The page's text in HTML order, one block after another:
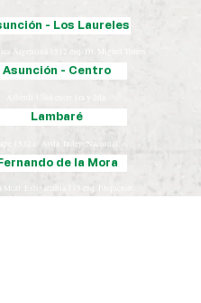
- Los Laureles
Argentina 1512 esq. Dr. Miguel Torres.
Asunción - Centro
Lambaré
Itape 1532 c/ Avda. Indep. Nacional.
Fernando de la Mora
Mcal. Estigarribia 115 esq. Boquerón.